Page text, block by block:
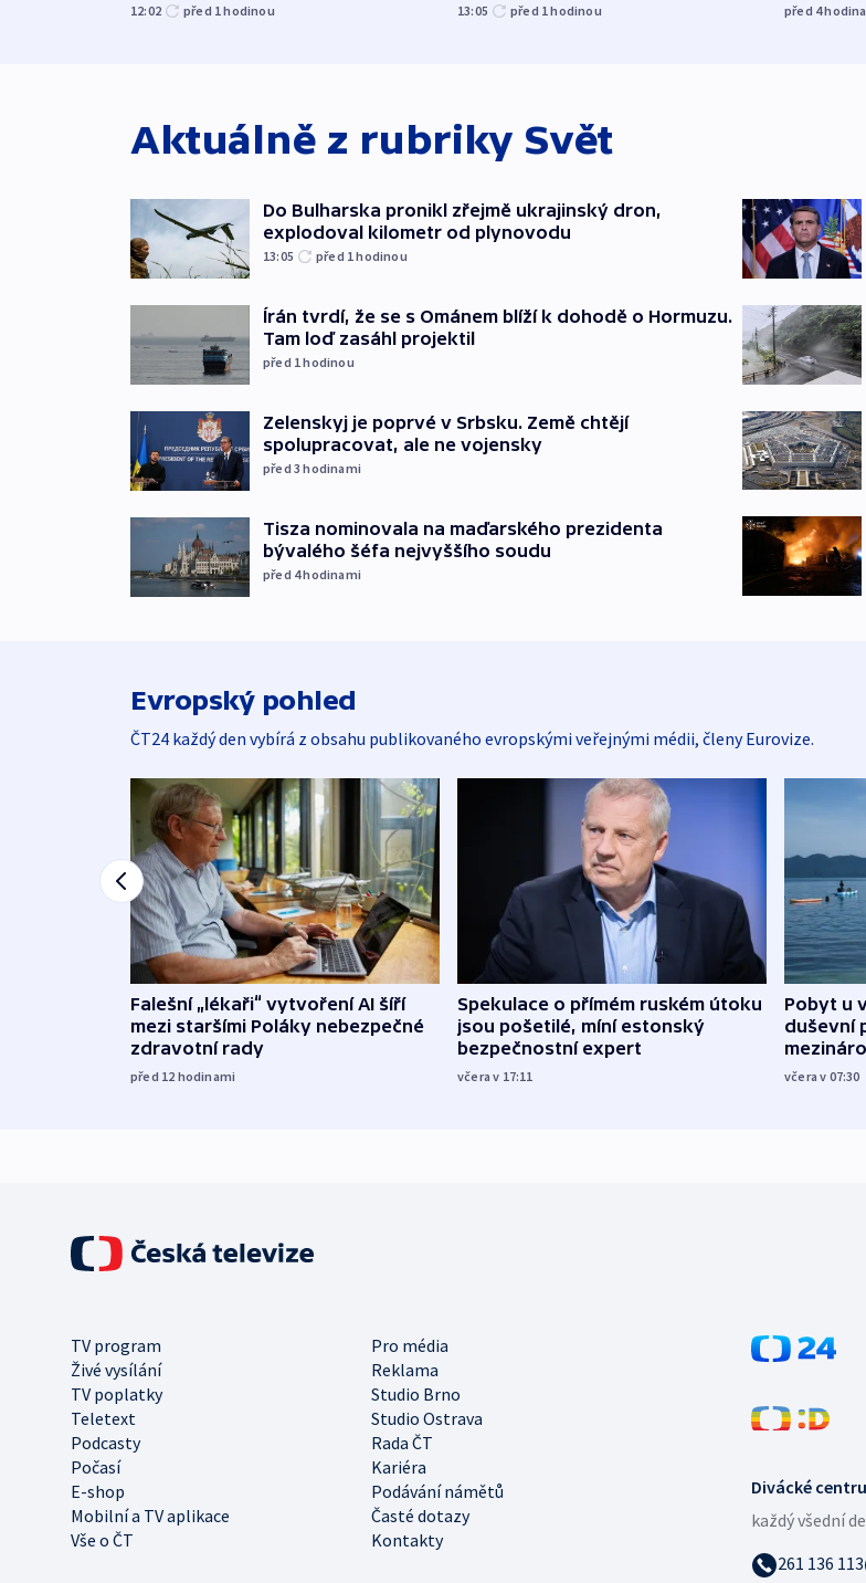
12:02 před 1hodinou 13:05 před 1hodinou před 4
Aktuálně z rubriky Svět
Do Bulharska pronikl zřejmě ukrajinský dron,
explodoval kilometr od plynovodu
13:05 před 1hodinou
Írán tvrdí, že se s Ománem blíží k dohodě o Hormuzu.
Tam loď zasáhl projektil
před 1hodinou
Zelenskyj je poprvé v Srbsku. Země chtějí
spolupracovat, ale ne vojensky
před 3hodinami
Tisza nominovala na maďarského prezidenta
bývalého šéfa nejvyššího soudu
před 4hodinami
Evropský pohled
ČT24 každý den vybírá z obsahu publikovaného evropskými veřejnými médii, členy Eurovize.
Falešní „lékaři“ vytvoření AI šíří
mezi staršími Poláky nebezpečné
zdravotní rady
před 12 hodinami
Spekulace o přímém ruském útoku
jsou pošetilé, míní estonský
bezpečnostní expert
včera v 17:11
Pobyt u
duševní
včera v 07:30
TV program
Pro média
Živé vysílání
Reklama
TV poplatky
Studio Brno
Teletext
Studio Ostrava
Podcasty
Rada ČT
Počasí
Kariéra
E-shop
Podávání námětů
Mobilní a TV aplikace
Časté dotazy
Vše o ČT
Kontakty
Divácké
každý všední
261 136 113